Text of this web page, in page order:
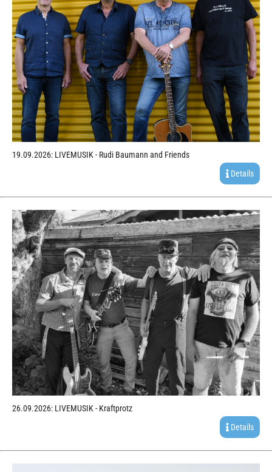
19.09.2026: LIVEMUSIK - Rudi Baumann and Friends
Details
26.09.2026: LIVEMUSIK - Kraftprotz
Details